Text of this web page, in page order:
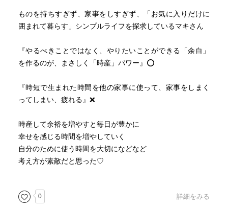
ものを持ちすぎず、家事をしすぎず、「お気に入りだけに
囲まれて暮らす」シンプルライフを探求しているマキさん
『やるべきことではなく、やりたいことができる「余白」
を作るのが、まさしく「時産」パワー』⭕️
『時短で生まれた時間を他の家事に使って、家事をしまく
ってしまい、疲れる』❌
時産して余裕を増やすと毎日が豊かに
幸せを感じる時間を増やしていく
自分のために使う時間を大切になどなど
考え方が素敵だと思った♡
0 詳細をみる